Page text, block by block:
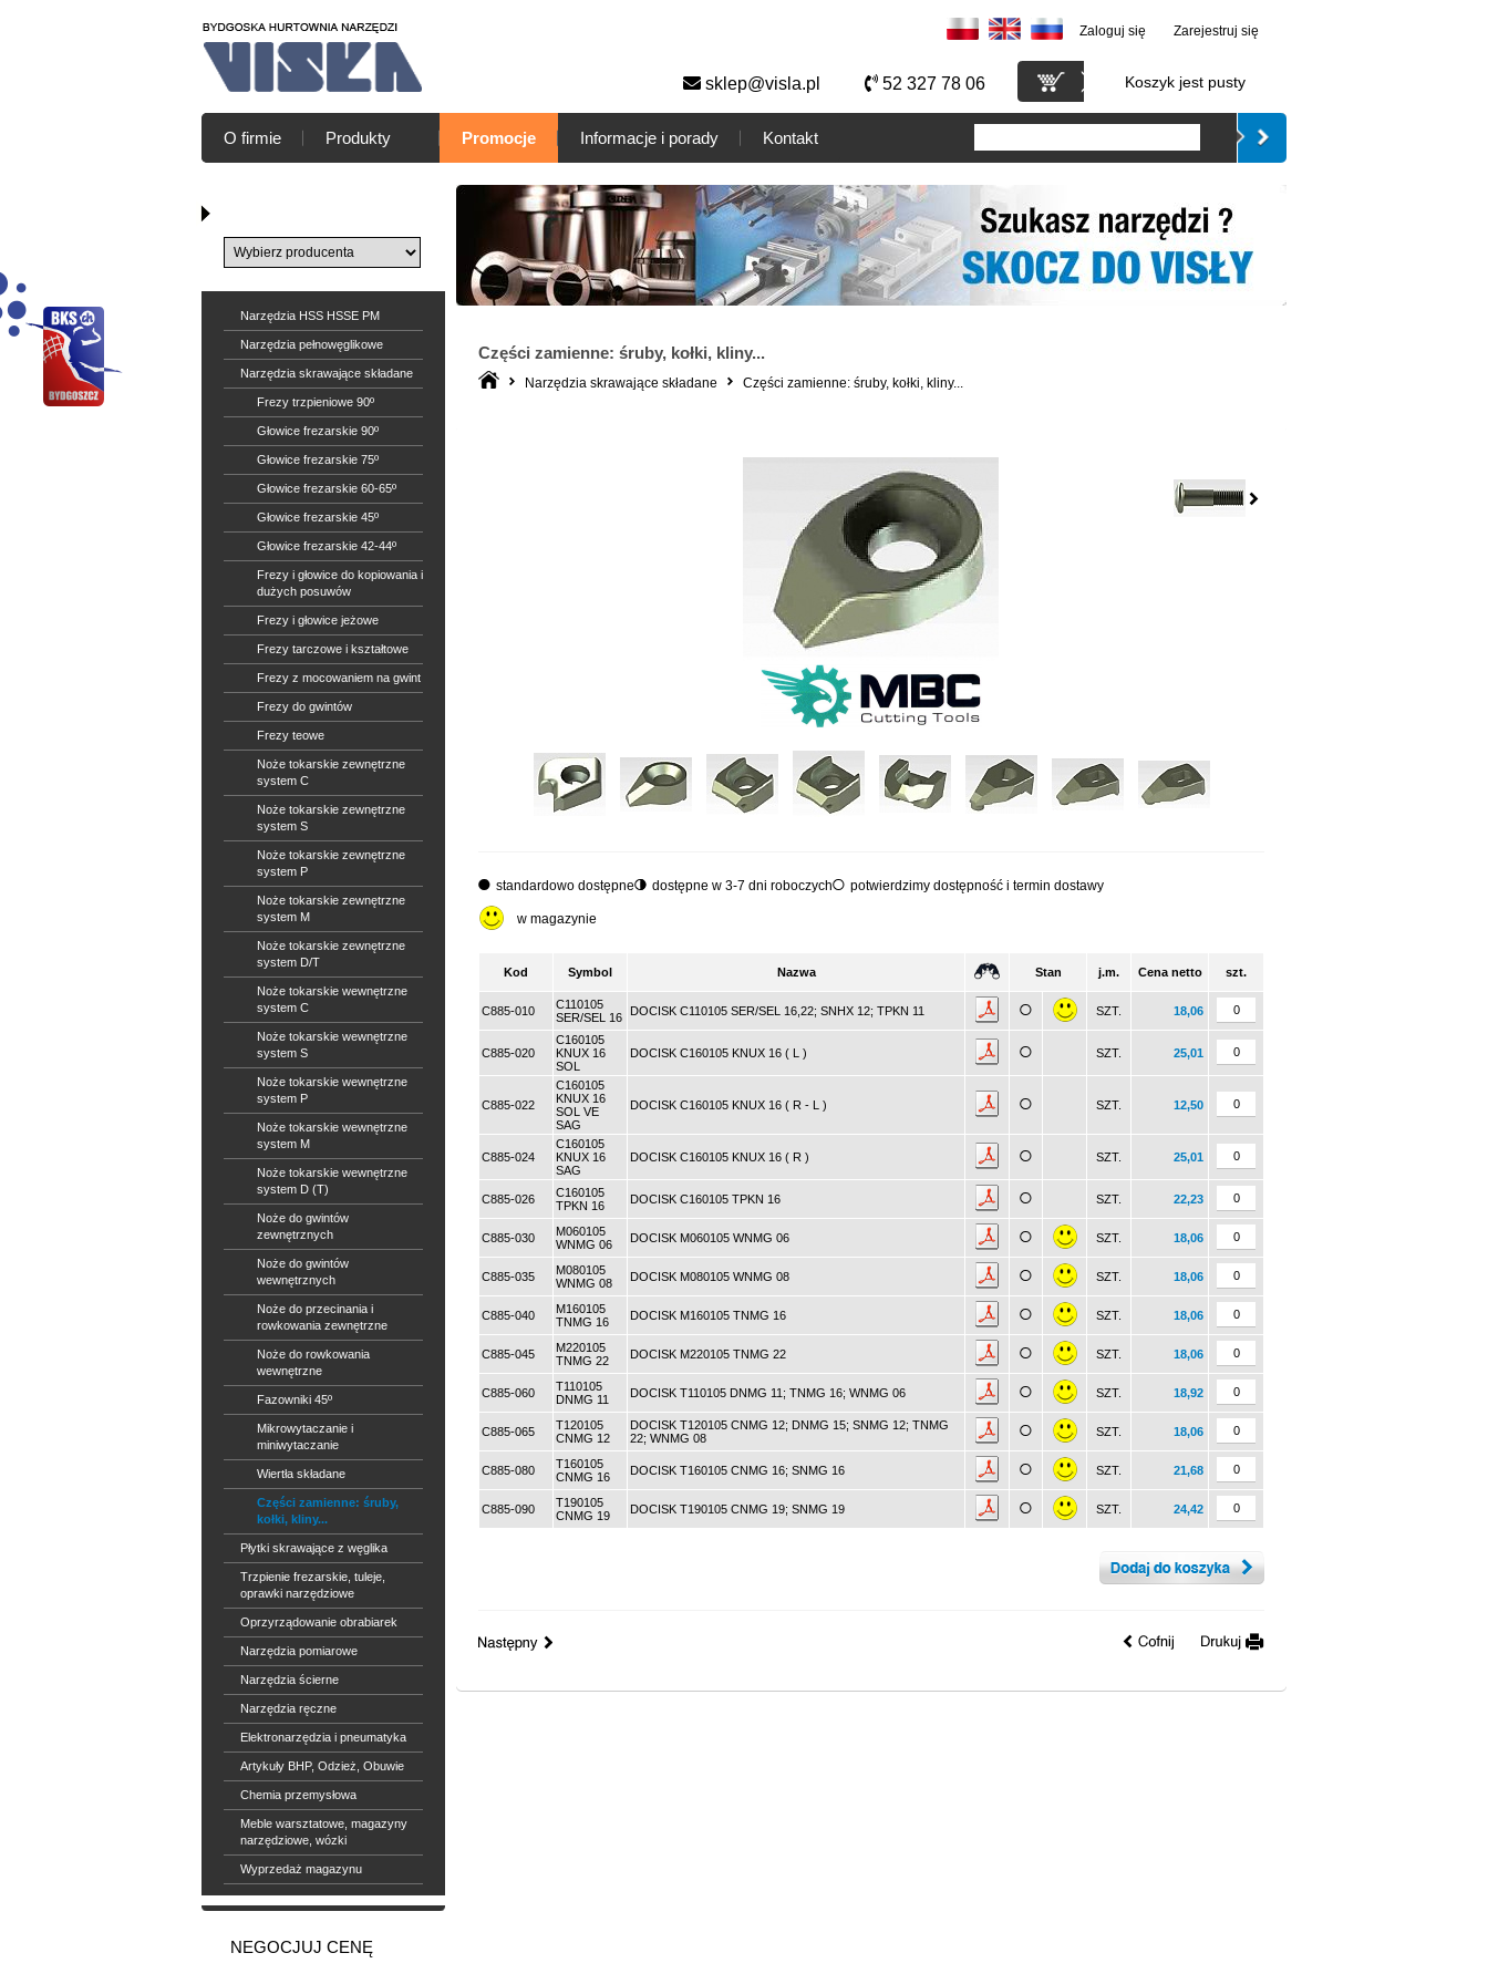
Zarejestruj się
Zaloguj się
sklep@visla.pl 52 327 78 06 Koszyk jest pusty
O firmie Produkty Promocje Informacje i porady Kontakt
Narzędzia HSS HSSE PM
Narzędzia pełnowęglikowe
Narzędzia skrawające składane
Frezy trzpieniowe 90º
Głowice frezarskie 90º
Głowice frezarskie 75º
Głowice frezarskie 60-65º
Głowice frezarskie 45º
Głowice frezarskie 42-44º
Frezy i głowice do kopiowania i
dużych posuwów
Frezy i głowice jeżowe
Frezy tarczowe i kształtowe
Frezy z mocowaniem na gwint
Frezy do gwintów
Frezy teowe
Noże tokarskie zewnętrzne
system C
Noże tokarskie zewnętrzne
system S
Noże tokarskie zewnętrzne
system P
Noże tokarskie zewnętrzne
system M
Noże tokarskie zewnętrzne
system D/T
Noże tokarskie wewnętrzne
system C
Noże tokarskie wewnętrzne
system S
Noże tokarskie wewnętrzne
system P
Noże tokarskie wewnętrzne
system M
Noże tokarskie wewnętrzne
system D (T)
Noże do gwintów
zewnętrznych
Noże do gwintów
wewnętrznych
Noże do przecinania i
rowkowania zewnętrzne
Noże do rowkowania
wewnętrzne
Fazowniki 45º
Mikrowytaczanie i
miniwytaczanie
Wiertła składane
Części zamienne: śruby,
kołki, kliny...
Płytki skrawające z węglika
Trzpienie frezarskie, tuleje,
oprawki narzędziowe
Oprzyrządowanie obrabiarek
Narzędzia pomiarowe
Narzędzia ścierne
Narzędzia ręczne
Elektronarzędzia i pneumatyka
Artykuły BHP, Odzież, Obuwie
Chemia przemysłowa
Meble warsztatowe, magazyny
narzędziowe, wózki
Wyprzedaż magazynu
NEGOCJUJ CENĘ
Części zamienne: śruby, kołki, kliny...
Narzędzia skrawające składane Części zamienne: śruby, kołki, kliny...
standardowo dostępne dostępne w 3-7 dni roboczych potwierdzimy dostępność i termin dostawy
w magazynie
Kod Symbol Nazwa Stan j.m. Cena netto szt.
C885-010
C110105
SER/SEL 16
DOCISK C110105 SER/SEL 16,22; SNHX 12; TPKN 11 SZT. 18,06
C885-020
C160105
KNUX 16
SOL
DOCISK C160105 KNUX 16 ( L ) SZT. 25,01
C885-022
C160105
KNUX 16
SOL VE
SAG
DOCISK C160105 KNUX 16 ( R - L ) SZT. 12,50
C885-024
C160105
KNUX 16
SAG
DOCISK C160105 KNUX 16 ( R ) SZT. 25,01
C885-026
C160105
TPKN 16
DOCISK C160105 TPKN 16 SZT. 22,23
C885-030
M060105
WNMG 06
DOCISK M060105 WNMG 06 SZT. 18,06
C885-035
M080105
WNMG 08
DOCISK M080105 WNMG 08 SZT. 18,06
C885-040
M160105
TNMG 16
DOCISK M160105 TNMG 16 SZT. 18,06
C885-045
M220105
TNMG 22
DOCISK M220105 TNMG 22 SZT. 18,06
C885-060
T110105
DNMG 11
DOCISK T110105 DNMG 11; TNMG 16; WNMG 06 SZT. 18,92
C885-065
T120105
CNMG 12
DOCISK T120105 CNMG 12; DNMG 15; SNMG 12; TNMG
22; WNMG 08
SZT. 18,06
C885-080
T160105
CNMG 16
DOCISK T160105 CNMG 16; SNMG 16 SZT. 21,68
C885-090
T190105
CNMG 19
DOCISK T190105 CNMG 19; SNMG 19 SZT. 24,42